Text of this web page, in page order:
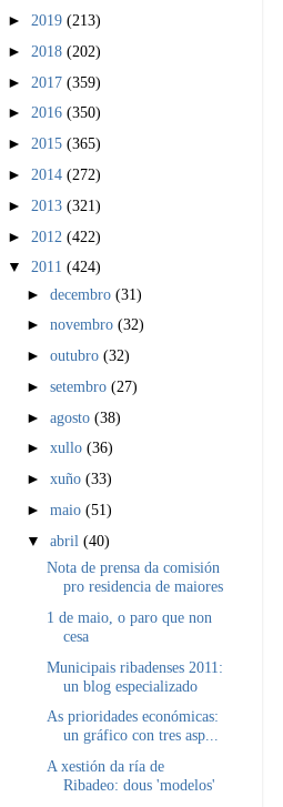
► 2019 (213)
► 2018 (202)
► 2017 (359)
► 2016 (350)
► 2015 (365)
► 2014 (272)
► 2013 (321)
► 2012 (422)
▼ 2011 (424)
►decembro(31)
►novembro(32)
►outubro(32)
►setembro(27)
►agosto(38)
►xullo(36)
►xuño(33)
►maio(51)
▼abril(40)
Nota de prensa da comisión
pro residencia de maiores
1 de maio, o paro que non
cesa
Municipais ribadenses 2011:
un blog especializado
As prioridades económicas:
un gráfico con tres asp...
A xestión da ría de
Ribadeo: dous 'modelos'